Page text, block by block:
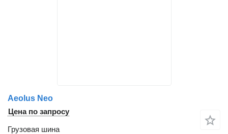
Aeolus Neo
Цена по запросу
Грузовая шина